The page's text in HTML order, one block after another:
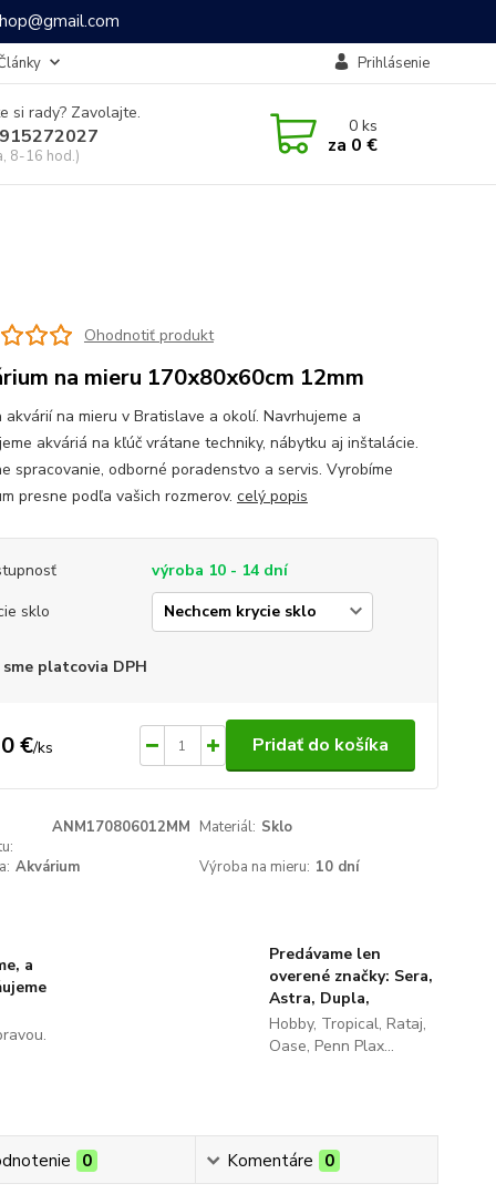
Prihlásenie
si rady? Zavolajte.
8-16 hod.)
0ks
za 0 €
Ohodnotiť produkt
na mieru 170x80x60cm 12mm
akvárií na mieru v Bratislave a okolí. Navrhujeme a
akváriá na kľúč vrátane techniky, nábytku aj inštalácie.
spracovanie, odborné poradenstvo a servis. Vyrobíme
presne podľa vašich rozmerov. celý popis
výroba 10 - 14 dní
sklo
sme platcovia DPH
€/ks Pridať do košíka
ANM170806012MM Materiál: Sklo
Akvárium Výroba na mieru: 10 dní
a
Predávame len
overené značky: Sera,
Astra, Dupla,
Hobby, Tropical, Rataj,
Oase, Penn Plax...
0 Komentáre 0